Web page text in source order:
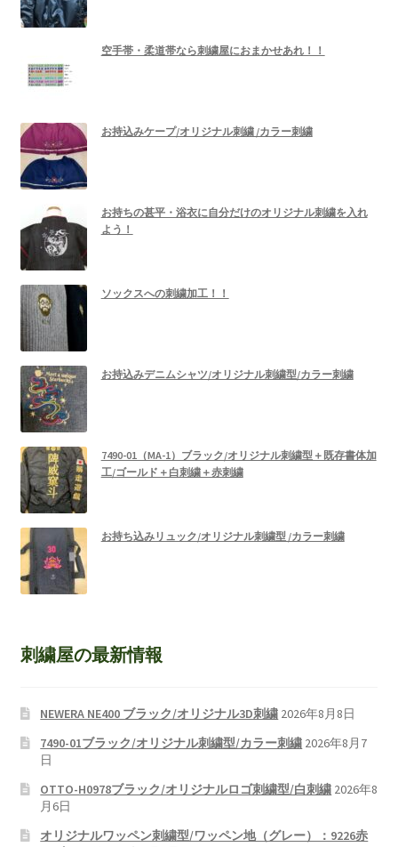
空手帯・柔道帯なら刺繍屋におまかせあれ！！
お持込みケープ/オリジナル刺繍 /カラー刺繍
お持ちの甚平・浴衣に自分だけのオリジナル刺繍を入れ
よう！
ソックスへの刺繍加工！！
お持込みデニムシャツ/オリジナル刺繍型/カラー刺繍
7490-01（MA-1）ブラック/オリジナル刺繍型＋既存書体加
工/ゴールド＋白刺繍＋赤刺繍
お持ち込みリュック/オリジナル刺繍型 /カラー刺繍
刺繍屋の最新情報
NEWERA NE400 ブラック/オリジナル3D刺繍 2026年8月8日
7490-01ブラック/オリジナル刺繍型/カラー刺繍 2026年8月7
日
OTTO-H0978ブラック/オリジナルロゴ刺繍型/白刺繍 2026年8
月6日
オリジナルワッペン刺繍型/ワッペン地（グレー）：9226赤